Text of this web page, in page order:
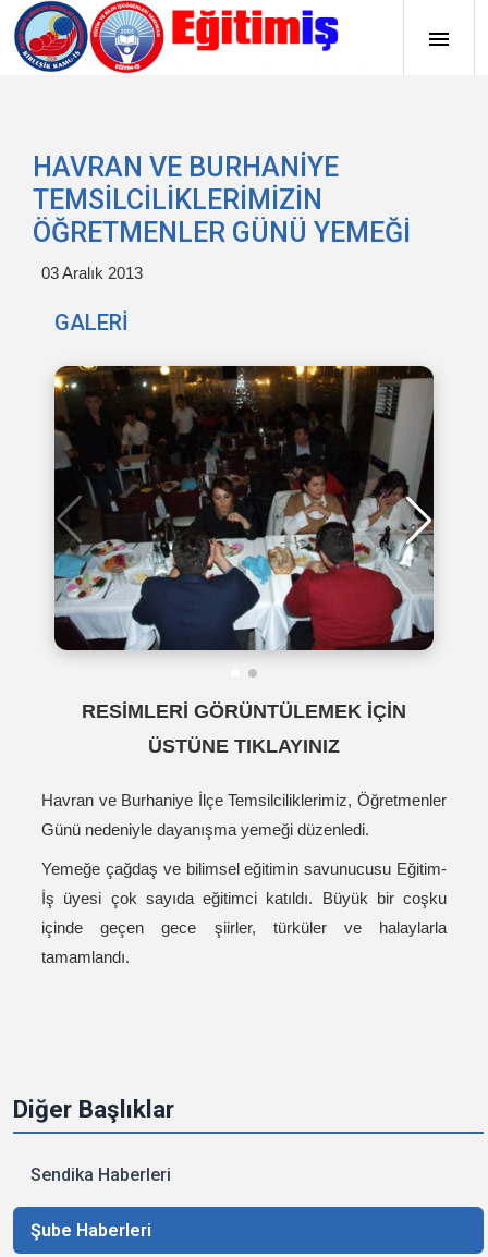
Diğer Başlıklar
Sendika Haberleri
Şube Haberleri
HAVRAN VE BURHANİYE
TEMSİLCİLİKLERİMİZİN
ÖĞRETMENLER GÜNÜ YEMEĞİ
03 Aralık 2013
GALERİ
RESİMLERİ GÖRÜNTÜLEMEK İÇİN
ÜSTÜNE TIKLAYINIZ
Havran ve Burhaniye İlçe Temsilciliklerimiz, Öğretmenler
Günü nedeniyle dayanışma yemeği düzenledi.
Yemeğe çağdaş ve bilimsel eğitimin savunucusu Eğitim-
İş üyesi çok sayıda eğitimci katıldı. Büyük bir coşku
içinde geçen gece şiirler, türküler ve halaylarla
tamamlandı.